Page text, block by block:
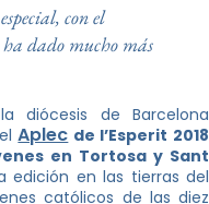
con el
ha dado mucho más
diócesis de Barcelona
Aplec de l’Esperit 2018
en Tortosa y Sant
edición en las tierras del
católicos de las diez